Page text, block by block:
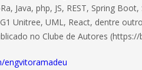
Java, php, JS, REST, Spring Boot,
Unitree, UML, React, dentre
no Clube de Autores (https://
engvitoramadeu